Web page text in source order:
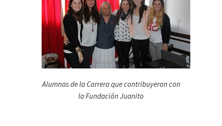
Alumnas de la Carrera que contribuyeron con
la Fundación Juanito